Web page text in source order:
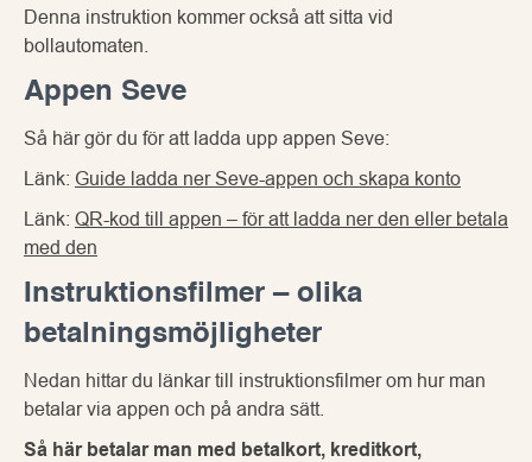
Denna instruktion kommer också att sitta vid
bollautomaten.
Appen Seve
Så här gör du för att ladda upp appen Seve:
Länk: Guide ladda ner Seve-appen och skapa konto
Länk: QR-kod till appen – för att ladda ner den eller betala
med den
Instruktionsfilmer – olika
betalningsmöjligheter
Nedan hittar du länkar till instruktionsfilmer om hur man
betalar via appen och på andra sätt.
Så här betalar man med betalkort, kreditkort,